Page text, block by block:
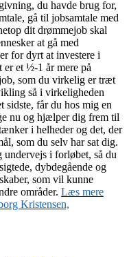
du havde brug for,
gå til jobsamtale med
dit drømmejob skal
at gå med
for dyrt at investere i
et ½-1 år mere på
som du virkelig er træt
så i virkeligheden
får du hos mig en
nu og hjælper dig frem til
i helheder og det, der
som du selv har sat dig.
undervejs i forløbet, så du
dybdegående og
som vil kunne
områder. Læs mere
Kristensen,